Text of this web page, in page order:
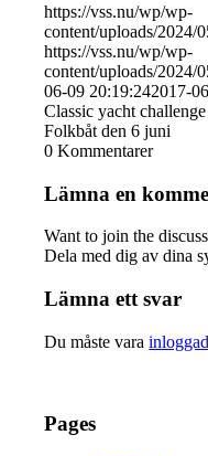
https://vss.nu/wp/wp-
content/uploads/2024/
https://vss.nu/wp/wp-
content/uploads/2024/
06-09 20:19:242017-
Classic yacht
Folkbåt den 6 juni
0 Kommentarer
Lämna en
Want to join the
Dela med dig av dina
Lämna ett svar
Du måste varainloggad
Pages